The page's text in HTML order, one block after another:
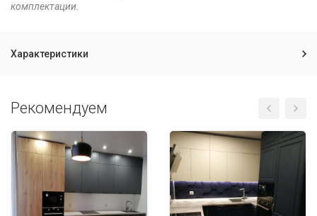
комплектации.
Характеристики
Рекомендуем